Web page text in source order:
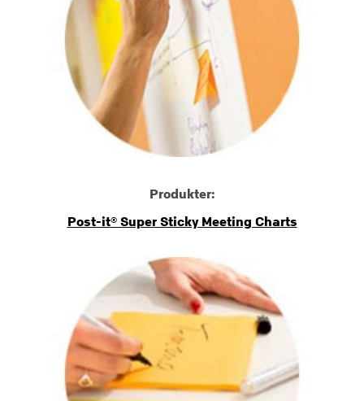
Produkter:
Post-it® Super Sticky Meeting Charts